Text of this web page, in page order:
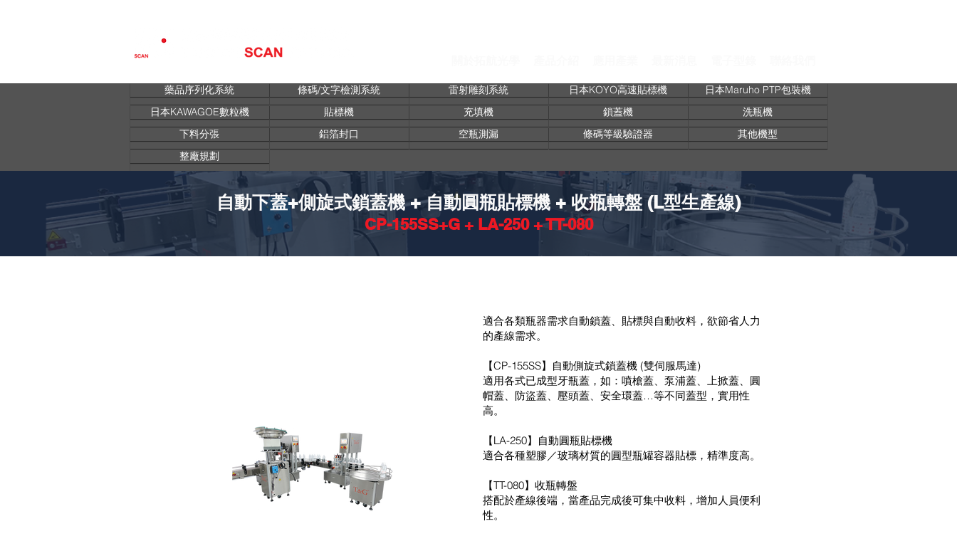
藥品序列化系統
日本KAWAGOE數粒機
下料分張
整廠規劃
條碼/文字檢測系統
貼標機
鋁箔封口
雷射雕刻系統
充填機
空瓶測漏
日本KOYO高速貼標機
鎖蓋機
條碼等級驗證器
日本Maruho PTP包裝機
洗瓶機
其他機型
自動下蓋+側旋式鎖蓋機 + 自動圓瓶貼標機 + 收瓶轉盤 (L型生產線)
CP-155SS+G + LA-250 + TT-080
適合各類瓶器需求自動鎖蓋、貼標與自動收料，欲節省人力
的產線需求。
【CP-155SS】自動側旋式鎖蓋機 (雙伺服馬達)
適用各式已成型牙瓶蓋，如：噴槍蓋、泵浦蓋、上掀蓋、圓
帽蓋、防盜蓋、壓頭蓋、安全環蓋…等不同蓋型，實用性
高。
【LA-250】自動圓瓶貼標機
適合各種塑膠／玻璃材質的圓型瓶罐容器貼標，精準度高。
【TT-080】收瓶轉盤
搭配於產線後端，當產品完成後可集中收料，增加人員便利
性。